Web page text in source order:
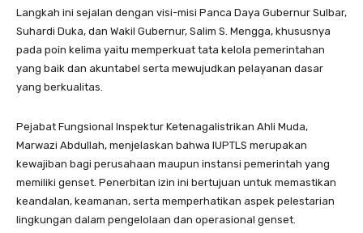
Langkah ini sejalan dengan visi-misi Panca Daya Gubernur Sulbar,
Suhardi Duka, dan Wakil Gubernur, Salim S. Mengga, khususnya
pada poin kelima yaitu memperkuat tata kelola pemerintahan
yang baik dan akuntabel serta mewujudkan pelayanan dasar
yang berkualitas.
Pejabat Fungsional Inspektur Ketenagalistrikan Ahli Muda,
Marwazi Abdullah, menjelaskan bahwa IUPTLS merupakan
kewajiban bagi perusahaan maupun instansi pemerintah yang
memiliki genset. Penerbitan izin ini bertujuan untuk memastikan
keandalan, keamanan, serta memperhatikan aspek pelestarian
lingkungan dalam pengelolaan dan operasional genset.